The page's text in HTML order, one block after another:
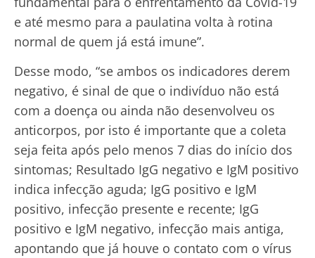
e até mesmo para a paulatina volta à rotina
normal de quem já está imune”.
Desse modo, “se ambos os indicadores derem
negativo, é sinal de que o indivíduo não está
com a doença ou ainda não desenvolveu os
anticorpos, por isto é importante que a coleta
seja feita após pelo menos 7 dias do início dos
sintomas; Resultado IgG negativo e IgM positivo
indica infecção aguda; IgG positivo e IgM
positivo, infecção presente e recente; IgG
positivo e IgM negativo, infecção mais antiga,
apontando que já houve o contato com o vírus